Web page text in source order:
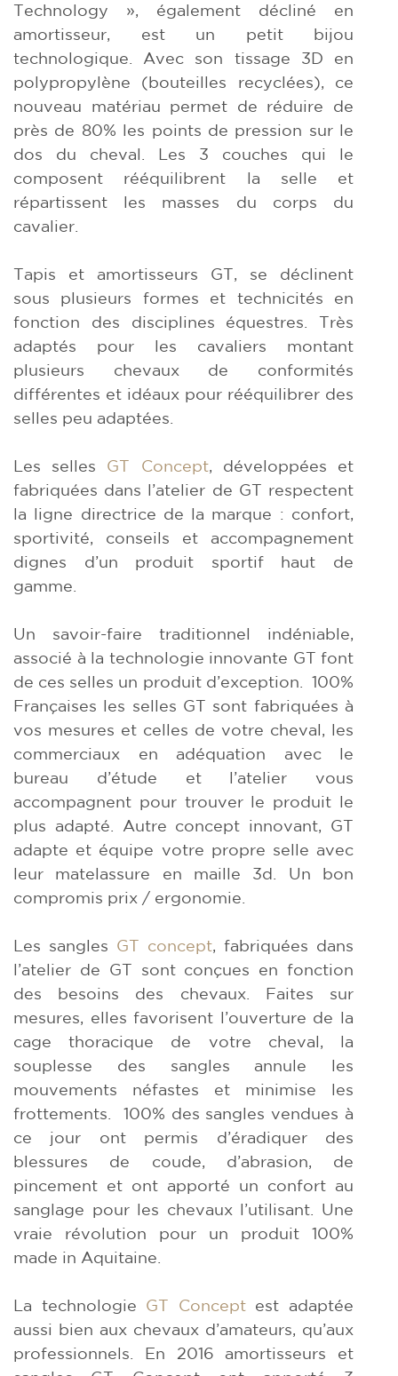
Technology », également décliné en
amortisseur, est un petit bijou
technologique. Avec son tissage 3D en
polypropylène (bouteilles recyclées), ce
nouveau matériau permet de réduire de
près de 80% les points de pression sur le
dos du cheval. Les 3 couches qui le
composent rééquilibrent la selle et
répartissent les masses du corps du
cavalier.
Tapis et amortisseurs GT, se déclinent
sous plusieurs formes et technicités en
fonction des disciplines équestres. Très
adaptés pour les cavaliers montant
plusieurs chevaux de conformités
différentes et idéaux pour rééquilibrer des
selles peu adaptées.
Les selles GT Concept, développées et
fabriquées dans l’atelier de GT respectent
la ligne directrice de la marque : confort,
sportivité, conseils et accompagnement
dignes d’un produit sportif haut de
gamme.
Un savoir-faire traditionnel indéniable,
associé à la technologie innovante GT font
de ces selles un produit d’exception. 100%
Françaises les selles GT sont fabriquées à
vos mesures et celles de votre cheval, les
commerciaux en adéquation avec le
bureau d’étude et l’atelier vous
accompagnent pour trouver le produit le
plus adapté. Autre concept innovant, GT
adapte et équipe votre propre selle avec
leur matelassure en maille 3d. Un bon
compromis prix / ergonomie.
Les sangles GT concept, fabriquées dans
l’atelier de GT sont conçues en fonction
des besoins des chevaux. Faites sur
mesures, elles favorisent l’ouverture de la
cage thoracique de votre cheval, la
souplesse des sangles annule les
mouvements néfastes et minimise les
frottements. 100% des sangles vendues à
ce jour ont permis d’éradiquer des
blessures de coude, d’abrasion, de
pincement et ont apporté un confort au
sanglage pour les chevaux l’utilisant. Une
vraie révolution pour un produit 100%
made in Aquitaine.
La technologie GT Conceptest adaptée
aussi bien aux chevaux d’amateurs, qu’aux
professionnels. En 2016 amortisseurs et